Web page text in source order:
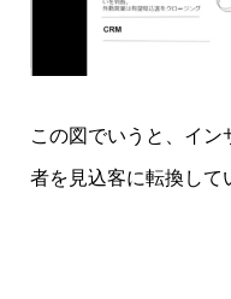
この図でいうと、イン
者を見込客に転換して